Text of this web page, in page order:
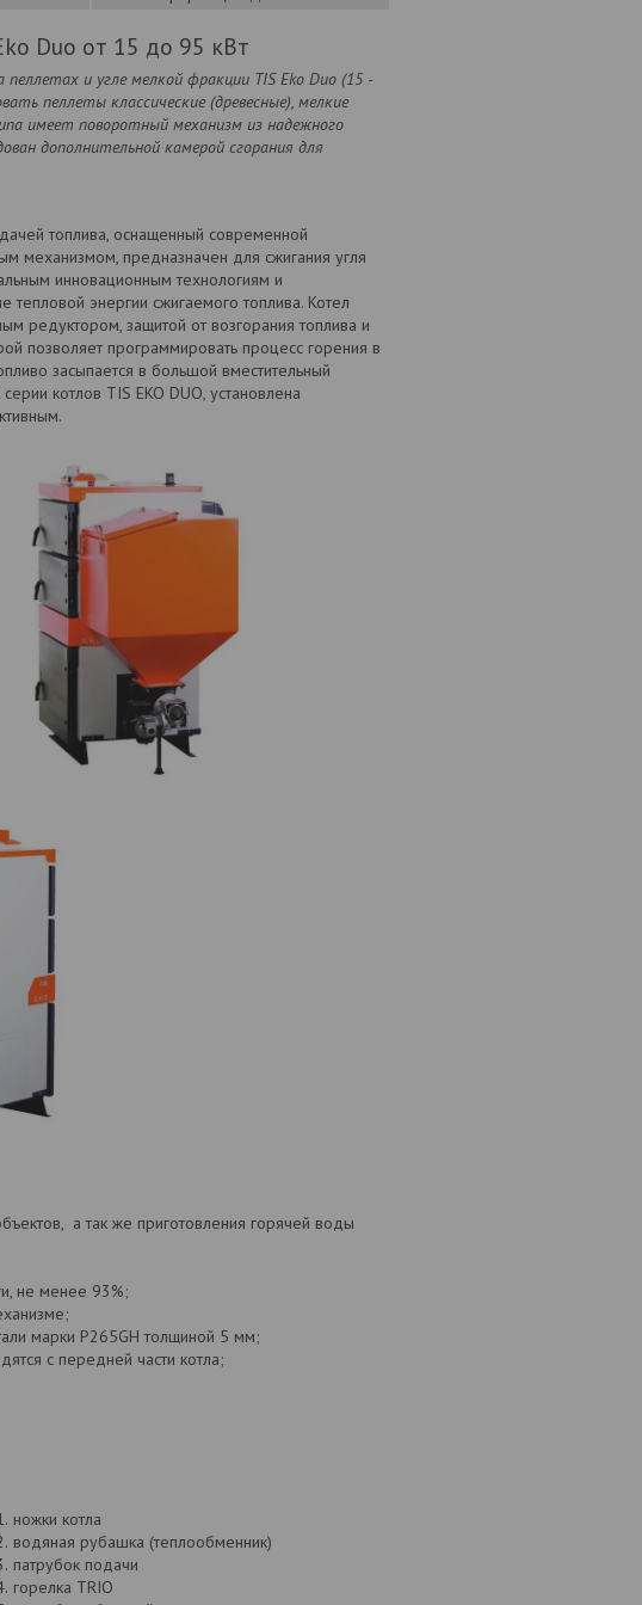
Duo от 15 до 95 кВт
и угле мелкой фракции TIS Eko Duo (15 -
пеллеты классические (древесные), мелкие
имеет поворотный механизм из надежного
дополнительной камерой сгорания для
топлива, оснащенный современной
механизмом, предназначен для сжигания угля
инновационным технологиям и
тепловой энергии сжигаемого топлива. Котел
редуктором, защитой от возгорания топлива и
позволяет программировать процесс горения в
засыпается в большой вместительный
котлов TIS EKO DUO, установлена
а так же приготовления горячей воды
не менее 93%;
марки P265GH толщиной 5 мм;
с передней части котла;
ножки котла
водяная рубашка (теплообменник)
патрубок подачи
горелка TRIO